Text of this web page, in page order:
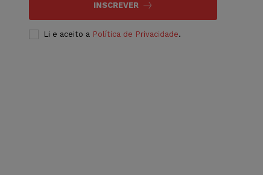
INSCREVER
Li e aceito a Política de Privacidade.